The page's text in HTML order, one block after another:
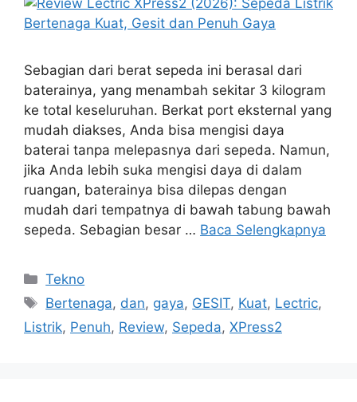
Sebagian dari berat sepeda ini berasal dari
baterainya, yang menambah sekitar 3 kilogram
ke total keseluruhan. Berkat port eksternal yang
mudah diakses, Anda bisa mengisi daya
baterai tanpa melepasnya dari sepeda. Namun,
jika Anda lebih suka mengisi daya di dalam
ruangan, baterainya bisa dilepas dengan
mudah dari tempatnya di bawah tabung bawah
sepeda. Sebagian besar … Baca Selengkapnya
Kategori
Tekno
Tag
Bertenaga, dan, gaya, GESIT, Kuat, Lectric,
Listrik, Penuh, Review, Sepeda, XPress2